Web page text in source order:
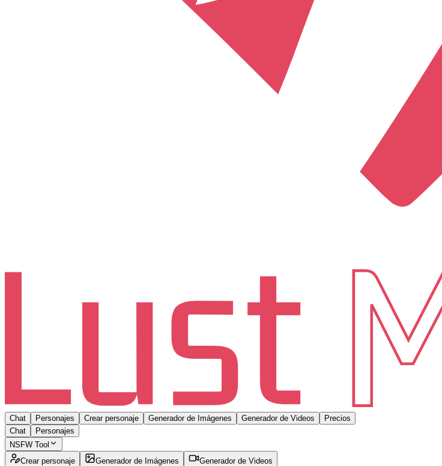
Chat Personajes Crear personaje Generador de Imágenes Generador de Videos
Precios
Chat
Personajes
NSFW Tool
Crear personaje
Generador de Imágenes
Generador de Videos